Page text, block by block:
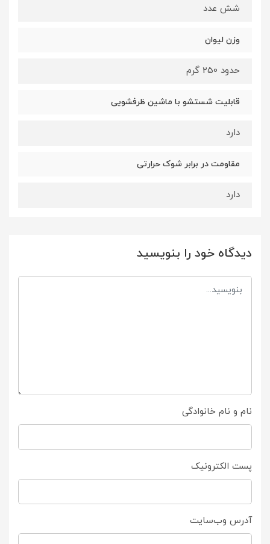
شش عدد
وزن لیوان
حدود 250 گرم
قابلیت شستشو با ماشین ظرفشویی
دارد
مقاومت در برابر شوک حرارتی
دارد
دیدگاه خود را بنویسید
نام و نام خانوادگی
پست الکترونیک
آدرس وب‌سایت